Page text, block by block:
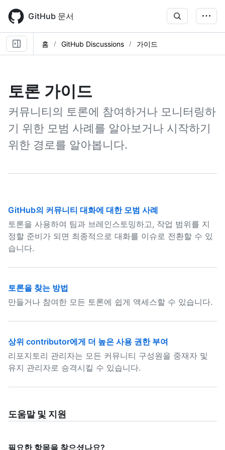
main
content
GitHub 문서
홈 GitHub Discussions 가이드
토론 가이드
커뮤니티의 토론에 참여하거나 모니터링하
기 위한 모범 사례를 알아보거나 시작하기
위한 경로를 알아봅니다.
GitHub의 커뮤니티 대화에 대한 모범 사례
토론을 사용하여 팀과 브레인스토밍하고, 작업 범위를 지
정할 준비가 되면 최종적으로 대화를 이슈로 전환할 수 있
습니다.
토론을 찾는 방법
만들거나 참여한 모든 토론에 쉽게 액세스할 수 있습니다.
상위 contributor에게 더 높은 사용 권한 부여
리포지토리 관리자는 모든 커뮤니티 구성원을 중재자 및
유지 관리자로 승격시킬 수 있습니다.
도움말 및 지원
필요한 항목을 찾으셨나요?